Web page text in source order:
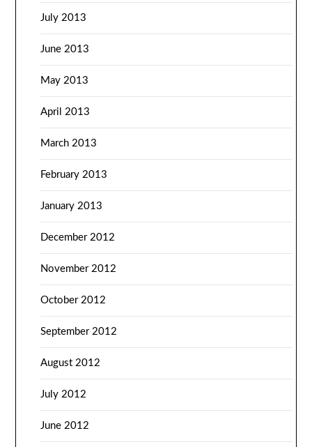
July 2013
June 2013
May 2013
April 2013
March 2013
February 2013
January 2013
December 2012
November 2012
October 2012
September 2012
August 2012
July 2012
June 2012